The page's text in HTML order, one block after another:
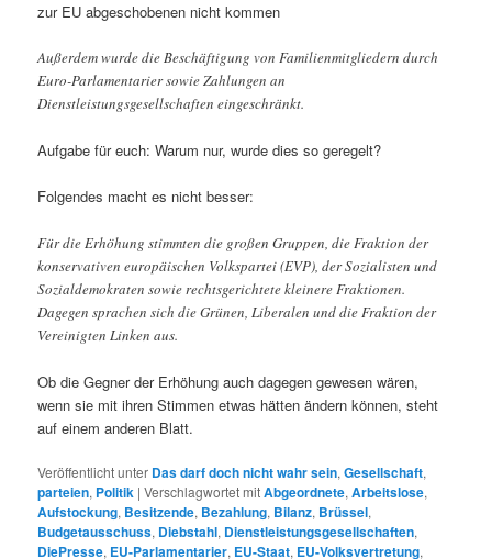
zur EU abgeschobenen nicht kommen
Außerdem wurde die Beschäftigung von Familienmitgliedern durch
Euro-Parlamentarier sowie Zahlungen an
Dienstleistungsgesellschaften eingeschränkt.
Aufgabe für euch: Warum nur, wurde dies so geregelt?
Folgendes macht es nicht besser:
Für die Erhöhung stimmten die großen Gruppen, die Fraktion der
konservativen europäischen Volkspartei (EVP), der Sozialisten und
Sozialdemokraten sowie rechtsgerichtete kleinere Fraktionen.
Dagegen sprachen sich die Grünen, Liberalen und die Fraktion der
Vereinigten Linken aus.
Ob die Gegner der Erhöhung auch dagegen gewesen wären,
wenn sie mit ihren Stimmen etwas hätten ändern können, steht
auf einem anderen Blatt.
Veröffentlicht unter Das darf doch nicht wahr sein,Gesellschaft,
parteien, Politik |Verschlagwortet mitAbgeordnete,Arbeitslose,
Aufstockung, Besitzende, Bezahlung, Bilanz, Brüssel,
Budgetausschuss, Diebstahl, Dienstleistungsgesellschaften,
DiePresse, EU-Parlamentarier, EU-Staat, EU-Volksvertretung,